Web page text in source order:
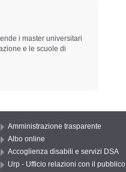
i master universitari
e le scuole di
Amministrazione trasparente
Albo online
Accoglienza disabili e servizi DSA
Urp - Ufficio relazioni con il pubblico